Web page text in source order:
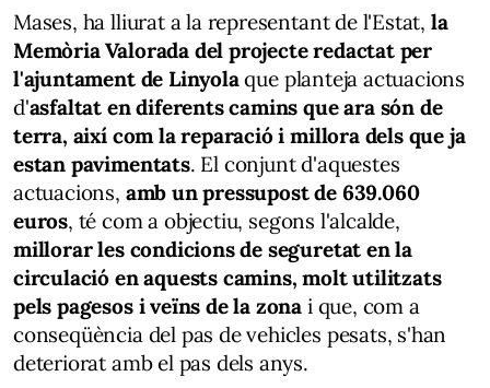
Mases, ha lliurat a la representant de l'Estat, la
Memòria Valorada del projecte redactat per
l'ajuntament de Linyolaque planteja actuacions
d'asfaltat en diferents camins que ara són de
terra, així com la reparació i millora dels que ja
estan pavimentats. El conjunt d'aquestes
actuacions, amb un pressupost de 639.060
euros, té com a objectiu, segons l'alcalde,
millorar les condicions de seguretat en la
circulació en aquests camins, molt utilitzats
pels pagesos i veïns de la zona i que, com a
conseqüència del pas de vehicles pesats, s'han
deteriorat amb el pas dels anys.